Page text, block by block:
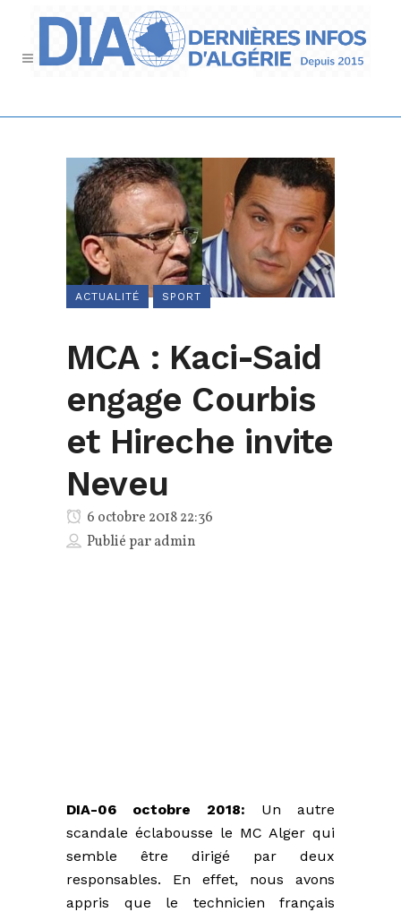
ACTUALITÉ SPORT
MCA : Kaci-Said
engage Courbis
et Hireche invite
Neveu
6 octobre 2018 22:36
Publié paradmin
DIA-06 octobre 2018: Un autre
scandale éclabousse le MC Alger qui
semble être dirigé par deux
responsables. En effet, nous avons
appris que le technicien français